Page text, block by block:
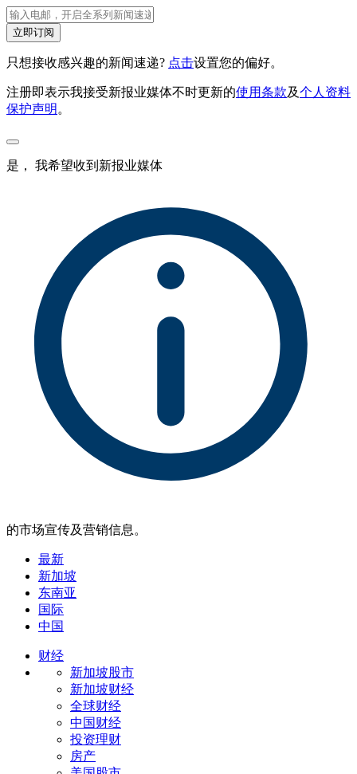
立即订阅
只想接收感兴趣的新闻速递? 点击设置您的偏好。
注册即表示我接受新报业媒体不时更新的使用条款及个人资料
保护声明 。
是， 我希望收到新报业媒体
的市场宣传及营销信息。
最新
新加坡
东南亚
国际
中国
财经
新加坡股市
新加坡财经
全球财经
中国财经
投资理财
房产